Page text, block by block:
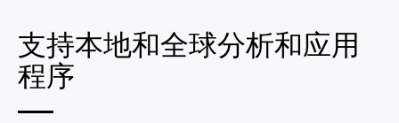
支持本地和全球分析和应用
程序